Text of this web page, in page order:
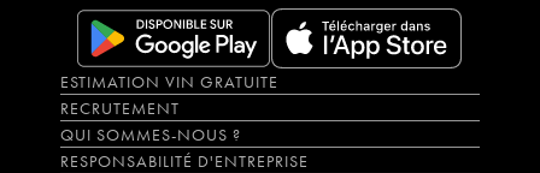
ESTIMATION VIN GRATUITE
RECRUTEMENT
QUI SOMMES-NOUS ?
RESPONSABILITÉ D'ENTREPRISE